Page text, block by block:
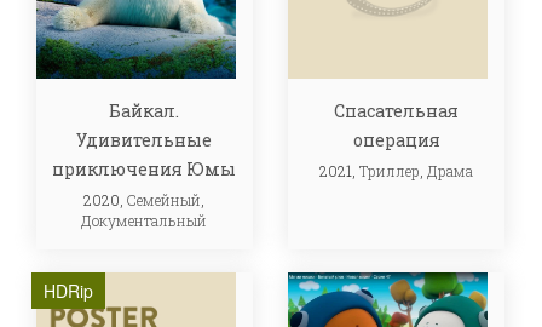
Байкал.
Удивительные
приключения Юмы
2020,Семейный
Документальный
Спасательная
операция
2021,Триллер Драма
HDRip